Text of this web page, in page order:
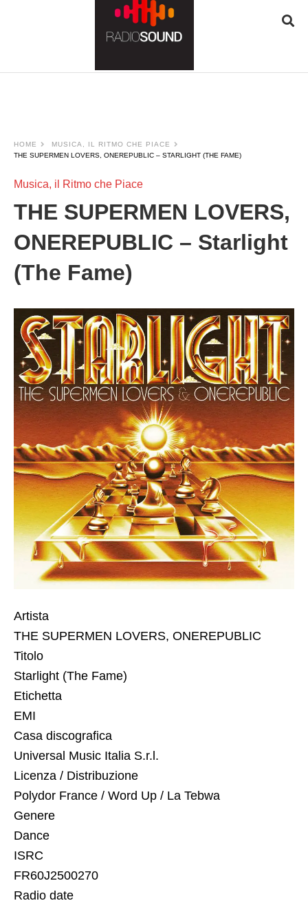
powered
WordPress
Webdesign
Dexheim
and
FULL
SERVICE
ONLINE
AGENTUR
HOME
MUSICA, IL RITMO CHE PIACE
THE SUPERMEN LOVERS, ONEREPUBLIC – STARLIGHT (THE FAME)
Musica, il Ritmo che Piace
THE SUPERMEN LOVERS,
ONEREPUBLIC – Starlight
(The Fame)
Artista
THE SUPERMEN LOVERS, ONEREPUBLIC
Titolo
Starlight (The Fame)
Etichetta
EMI
Casa discografica
Universal Music Italia S.r.l.
Licenza / Distribuzione
Polydor France / Word Up / La Tebwa
Genere
Dance
ISRC
FR60J2500270
Radio date